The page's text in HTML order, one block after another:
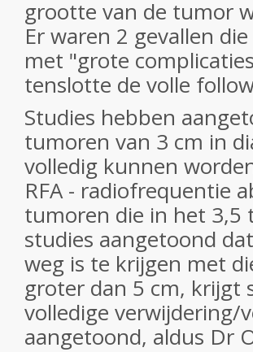
grootte van de tumor
Er waren 2 gevallen
met "grote
tenslotte de volle
Studies hebben
tumoren van 3 cm in
volledig kunnen
RFA - radiofrequentie
tumoren die in het 3,5
studies aangetoond
weg is te krijgen met
groter dan 5 cm, krijgt
volledige verwijdering/
aangetoond, aldus Dr